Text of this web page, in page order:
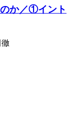
か／①イント